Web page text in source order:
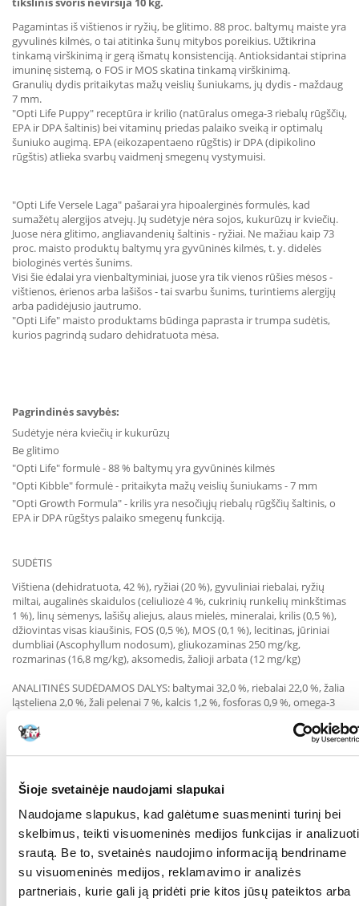
Šioje svetainėje naudojami slapukai
Naudojame slapukus, kad galėtume suasmeninti turinį bei
skelbimus, teikti visuomeninės medijos funkcijas ir analizuoti
srautą. Be to, svetainės naudojimo informaciją bendriname
su visuomeninės medijos, reklamavimo ir analizės
partneriais, kurie gali ją pridėti prie kitos jūsų pateiktos arba
Pagamintas iš vištienos ir ryžių, be glitimo. 88 proc. baltymų maiste yra
gyvulinės kilmės, o tai atitinka šunų mitybos poreikius. Užtikrina
tinkamą virškinimą ir gerą išmatų konsistenciją. Antioksidantai stiprina
imuninę sistemą, o FOS ir MOS skatina tinkamą virškinimą.
Granulių dydis pritaikytas mažų veislių šuniukams, jų dydis - maždaug
7 mm.
"Opti Life Puppy" receptūra ir krilio (natūralus omega-3 riebalų rūgščių,
EPA ir DPA šaltinis) bei vitaminų priedas palaiko sveiką ir optimalų
šuniuko augimą. EPA (eikozapentaeno rūgštis) ir DPA (dipikolino
rūgštis) atlieka svarbų vaidmenį smegenų vystymuisi.
"Opti Life Versele Laga" pašarai yra hipoalerginės formulės, kad
sumažėtų alergijos atvejų. Jų sudėtyje nėra sojos, kukurūzų ir kviečių.
Juose nėra glitimo, angliavandenių šaltinis - ryžiai. Ne mažiau kaip 73
proc. maisto produktų baltymų yra gyvūninės kilmės, t. y. didelės
biologinės vertės šunims.
Visi šie ėdalai yra vienbaltyminiai, juose yra tik vienos rūšies mėsos -
vištienos, ėrienos arba lašišos - tai svarbu šunims, turintiems alergijų
arba padidėjusio jautrumo.
"Opti Life" maisto produktams būdinga paprasta ir trumpa sudėtis,
kurios pagrindą sudaro dehidratuota mėsa.
Pagrindinės savybės:
Sudėtyje nėra kviečių ir kukurūzų
Be glitimo
"Opti Life" formulė - 88 % baltymų yra gyvūninės kilmės
"Opti Kibble" formulė - pritaikyta mažų veislių šuniukams - 7 mm
"Opti Growth Formula" - krilis yra nesočiųjų riebalų rūgščių šaltinis, o
EPA ir DPA rūgštys palaiko smegenų funkciją.
SUDĖTIS
Vištiena (dehidratuota, 42 %), ryžiai (20 %), gyvuliniai riebalai, ryžių
miltai, augalinės skaidulos (celiuliozė 4 %, cukrinių runkelių minkštimas
1 %), linų sėmenys, lašišų aliejus, alaus mielės, mineralai, krilis (0,5 %),
džiovintas visas kiaušinis, FOS (0,5 %), MOS (0,1 %), lecitinas, jūriniai
dumbliai (Ascophyllum nodosum), gliukozaminas 250 mg/kg,
rozmarinas (16,8 mg/kg), aksomedis, žalioji arbata (12 mg/kg)
ANALITINĖS SUDĖDAMOS DALYS: baltymai 32,0 %, riebalai 22,0 %, žalia
ląsteliena 2,0 %, žali pelenai 7 %, kalcis 1,2 %, fosforas 0,9 %, omega-3
PRIEDAI vitaminas A 26400 TV, vitaminas D3 1440 TV, vitaminas E 600
mg, vitaminas C 240 mg, β-karotinas 1,2 mg, taurinas 500 mg, 3b103
(manganas) 60 mg, 3b605 (cinkas) 120 mg, 3b607 (cinkas) 30 mg, 3b801
antioksidantai: tokoferoliai 24 mg/kg nuosėdinės kilmės klinoptilitas
10 g/kg "